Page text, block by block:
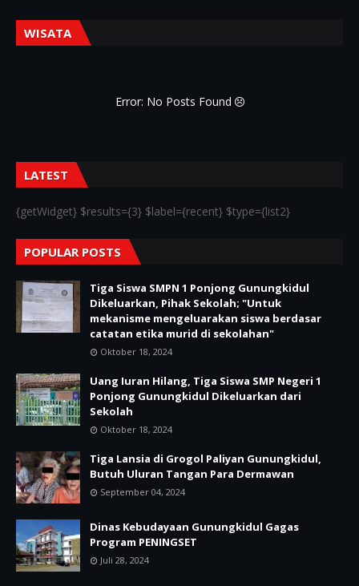
WISATA
Error: No Posts Found
LATEST
{getWidget} $results={3} $label={recent} $type={list2}
POPULAR POSTS
Tiga Siswa SMPN 1 Ponjong Gunungkidul
Dikeluarkan, Pihak Sekolah; "Untuk
mekanisme mengeluarakan siswa berdasar
catatan etika murid di sekolahan"
Oktober 18, 2024
Uang Iuran Hilang, Tiga Siswa SMP Negeri 1
Ponjong Gunungkidul Dikeluarkan dari
Sekolah
Oktober 18, 2024
Tiga Lansia di Grogol Paliyan Gunungkidul,
Butuh Uluran Tangan Para Dermawan
September 04, 2024
Dinas Kebudayaan Gunungkidul Gagas
Program PENINGSET
Juli 28, 2024